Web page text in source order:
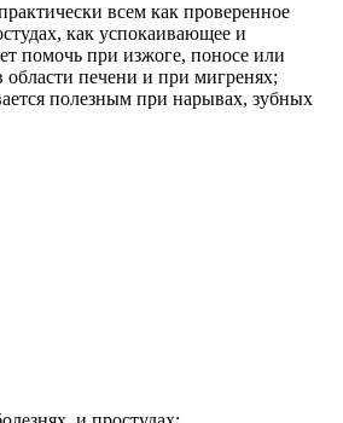
всем как проверенное
как успокаивающее и
помочь при изжоге, поносе или
области печени и при мигренях;
полезным при нарывах, зубных